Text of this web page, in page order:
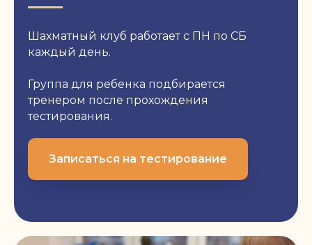
Шахматный клуб работает с ПН по СБ
каждый день.
Группа для ребенка подбирается
тренером после прохождения
тестирования.
Записаться на тестирование